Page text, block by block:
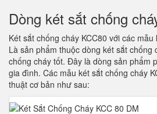
Dòng két sắt chống
Két sắt chống cháy KCC80 với các
Là sản phẩm thuộc dòng két sắt chống
chống cháy tốt. Đây là dòng sản phẩm
gia đình. Các mẫu két sắt chống cháy
thuật cơ bản như sau: